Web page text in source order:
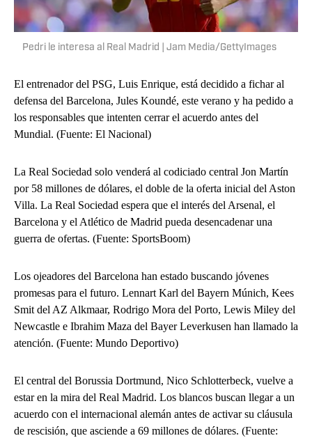
Pedri le interesa al Real Madrid | Jam Media/GettyImages
El entrenador del PSG, Luis Enrique, está decidido a fichar al
defensa del Barcelona, ​​Jules Koundé, este verano y ha pedido a
los responsables que intenten cerrar el acuerdo antes del
Mundial. (Fuente: El Nacional)
La Real Sociedad solo venderá al codiciado central Jon Martín
por 58 millones de dólares, el doble de la oferta inicial del Aston
Villa. La Real Sociedad espera que el interés del Arsenal, el
Barcelona y el Atlético de Madrid pueda desencadenar una
guerra de ofertas. (Fuente: SportsBoom)
Los ojeadores del Barcelona han estado buscando jóvenes
promesas para el futuro. Lennart Karl del Bayern Múnich, Kees
Smit del AZ Alkmaar, Rodrigo Mora del Porto, Lewis Miley del
Newcastle e Ibrahim Maza del Bayer Leverkusen han llamado la
atención. (Fuente: Mundo Deportivo)
El central del Borussia Dortmund, Nico Schlotterbeck, vuelve a
estar en la mira del Real Madrid. Los blancos buscan llegar a un
acuerdo con el internacional alemán antes de activar su cláusula
de rescisión, que asciende a 69 millones de dólares. (Fuente: